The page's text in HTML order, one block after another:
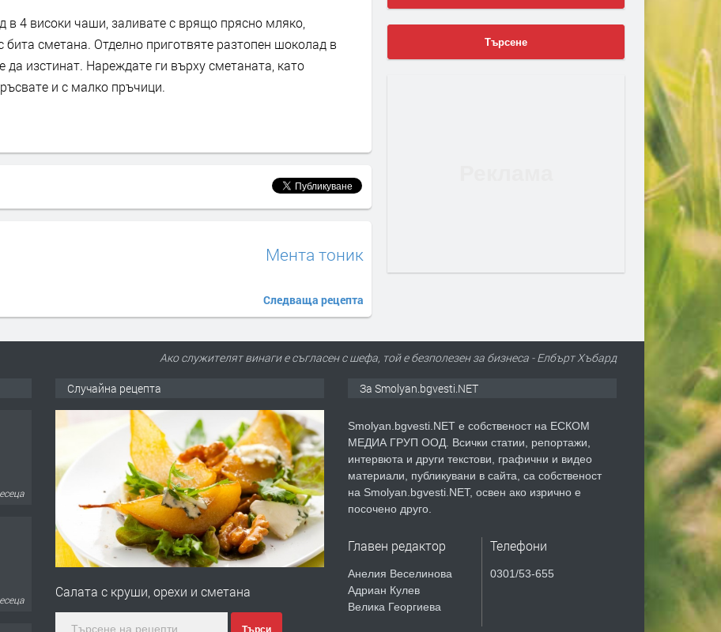
в 4 високи чаши, заливате с врящо прясно мляко,
бита сметана. Отделно приготвяте разтопен шоколад в
да изстинат. Нареждате ги върху сметаната, като
и с малко пръчици.
Мента тоник
Следваща рецепта
Търсене
Ако служителят винаги е съгласен с шефа, той е безполезен за бизнеса - Елбърт Хъбард
Случайна рецепта
Салата с круши, орехи и сметана
Търси
За Smolyan.bgvesti.NET
Smolyan.bgvesti.NET е собственост на ЕСКОМ
МЕДИА ГРУП ООД. Всички статии, репортажи,
интервюта и други текстови, графични и видео
материали, публикувани в сайта, са собственост
на Smolyan.bgvesti.NET, освен ако изрично е
посочено друго.
Главен редактор
Анелия Веселинова
Адриан Кулев
Велика Георгиева
Телефони
0301/53-655